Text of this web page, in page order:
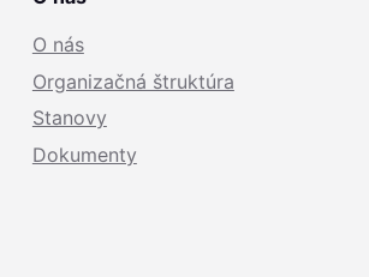
O nás
Organizačná štruktúra
Stanovy
Dokumenty